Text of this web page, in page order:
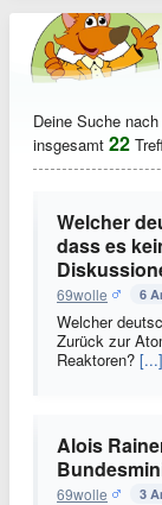
Deine Suche
insgesamt 22
Welcher
dass es
69wolle 6
Welcher
Zurück zur
Reaktoren? [...]
Alois
69wolle 3